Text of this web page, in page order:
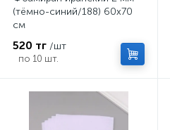
(тёмно-синий/188) 60х70
см
520 тг /шт
по 10 шт.